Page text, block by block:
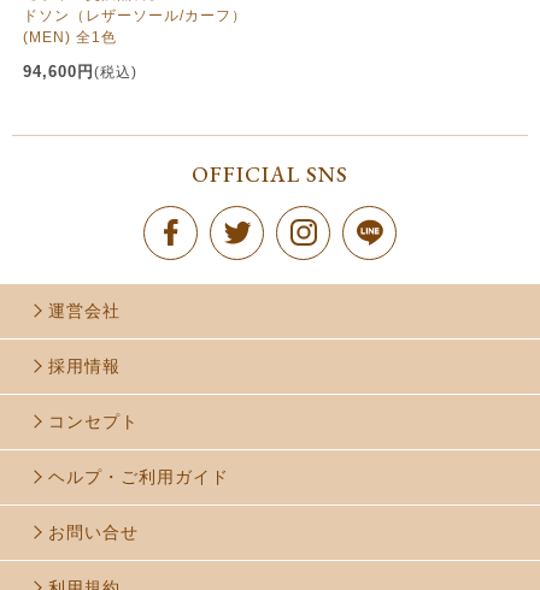
ドソン（レザーソール/カーフ）
(MEN) 全1色
94,600円 (税込)
OFFICIAL SNS
運営会社
採用情報
コンセプト
ヘルプ・ご利用ガイド
お問い合せ